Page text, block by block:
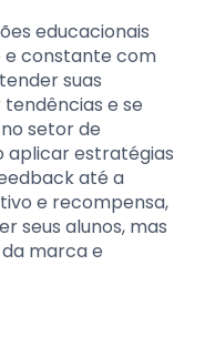
educacionais
constante com
suas
e se
setor de
aplicar estratégias
até a
e recompensa,
seus alunos, mas
marca e